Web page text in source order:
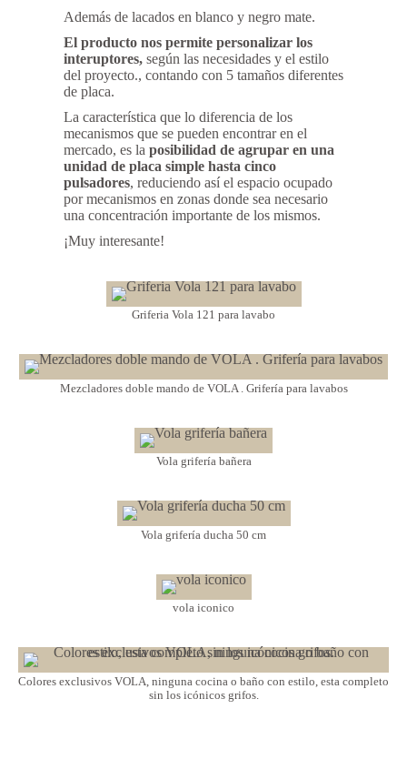
Además de lacados en blanco y negro mate.
El producto nos permite personalizar los
interuptores, según las necesidades y el estilo
del proyecto., contando con 5 tamaños diferentes
de placa.
La característica que lo diferencia de los
mecanismos que se pueden encontrar en el
mercado, es la posibilidad de agrupar en una
unidad de placa simple hasta cinco
pulsadores, reduciendo así el espacio ocupado
por mecanismos en zonas donde sea necesario
una concentración importante de los mismos.
¡Muy interesante!
Griferia Vola 121 para lavabo
Mezcladores doble mando de VOLA . Grifería para lavabos
Vola grifería bañera
Vola grifería ducha 50 cm
vola iconico
Colores exclusivos VOLA, ninguna cocina o baño con estilo, esta completo
sin los icónicos grifos.